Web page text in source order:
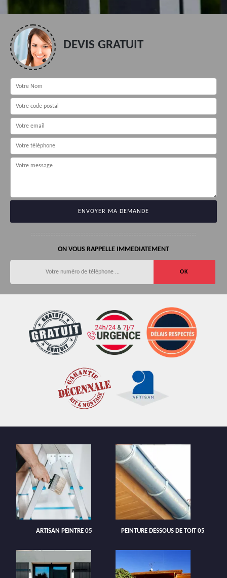
DEVIS GRATUIT
ON VOUS RAPPELLE IMMEDIATEMENT
ARTISAN PEINTRE 05 PEINTURE DESSOUS DE TOIT 05